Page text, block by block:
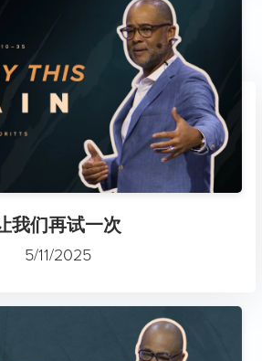
我们再试一次
5/11/2025